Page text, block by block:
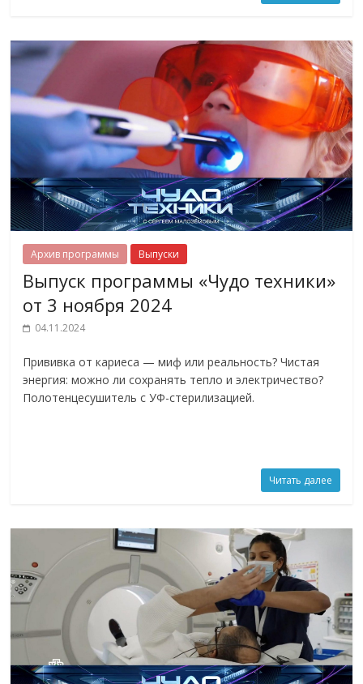
Архив программы Выпуски
Выпуск программы «Чудо техники»
от 3 ноября 2024
04.11.2024
Прививка от кариеса — миф или реальность? Чистая
энергия: можно ли сохранять тепло и электричество?
Полотенцесушитель с УФ-стерилизацией.
Читать далее